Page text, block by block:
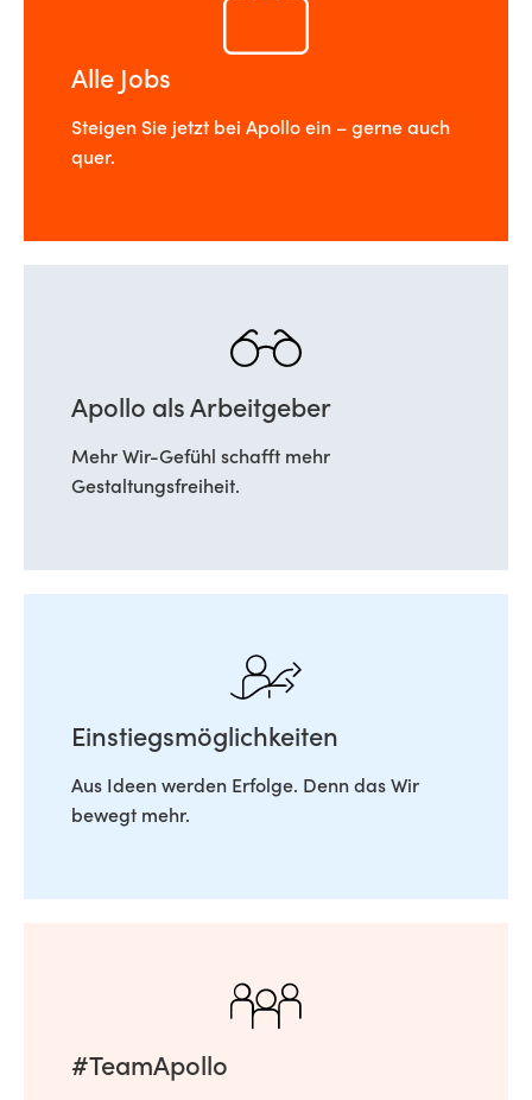
Alle Jobs
Steigen Sie jetzt bei Apollo ein – gerne auch
quer.
Apollo als Arbeitgeber
Mehr Wir-Gefühl schafft mehr
Gestaltungsfreiheit.
Einstiegsmöglichkeiten
Aus Ideen werden Erfolge. Denn das Wir
bewegt mehr.
#TeamApollo